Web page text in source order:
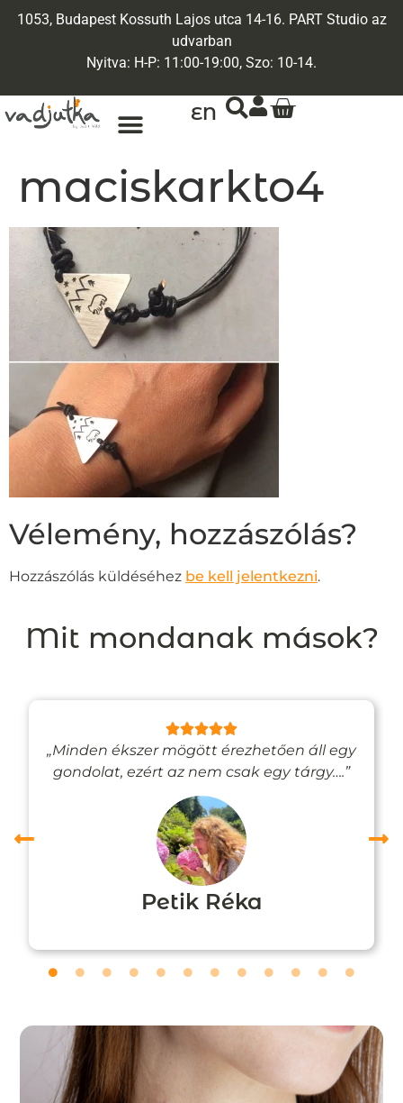
1053, Budapest Kossuth Lajos utca 14-16. PART Studio az
udvarban
Nyitva: H-P: 11:00-19:00, Szo: 10-14.
EN
maciskarkto4
Vélemény, hozzászólás?
Hozzászólás küldéséhez be kell jelentkezni.
Mit mondanak mások?
„Minden ékszer mögött érezhetően áll egy
gondolat, ezért az nem csak egy tárgy….”
Petik Réka